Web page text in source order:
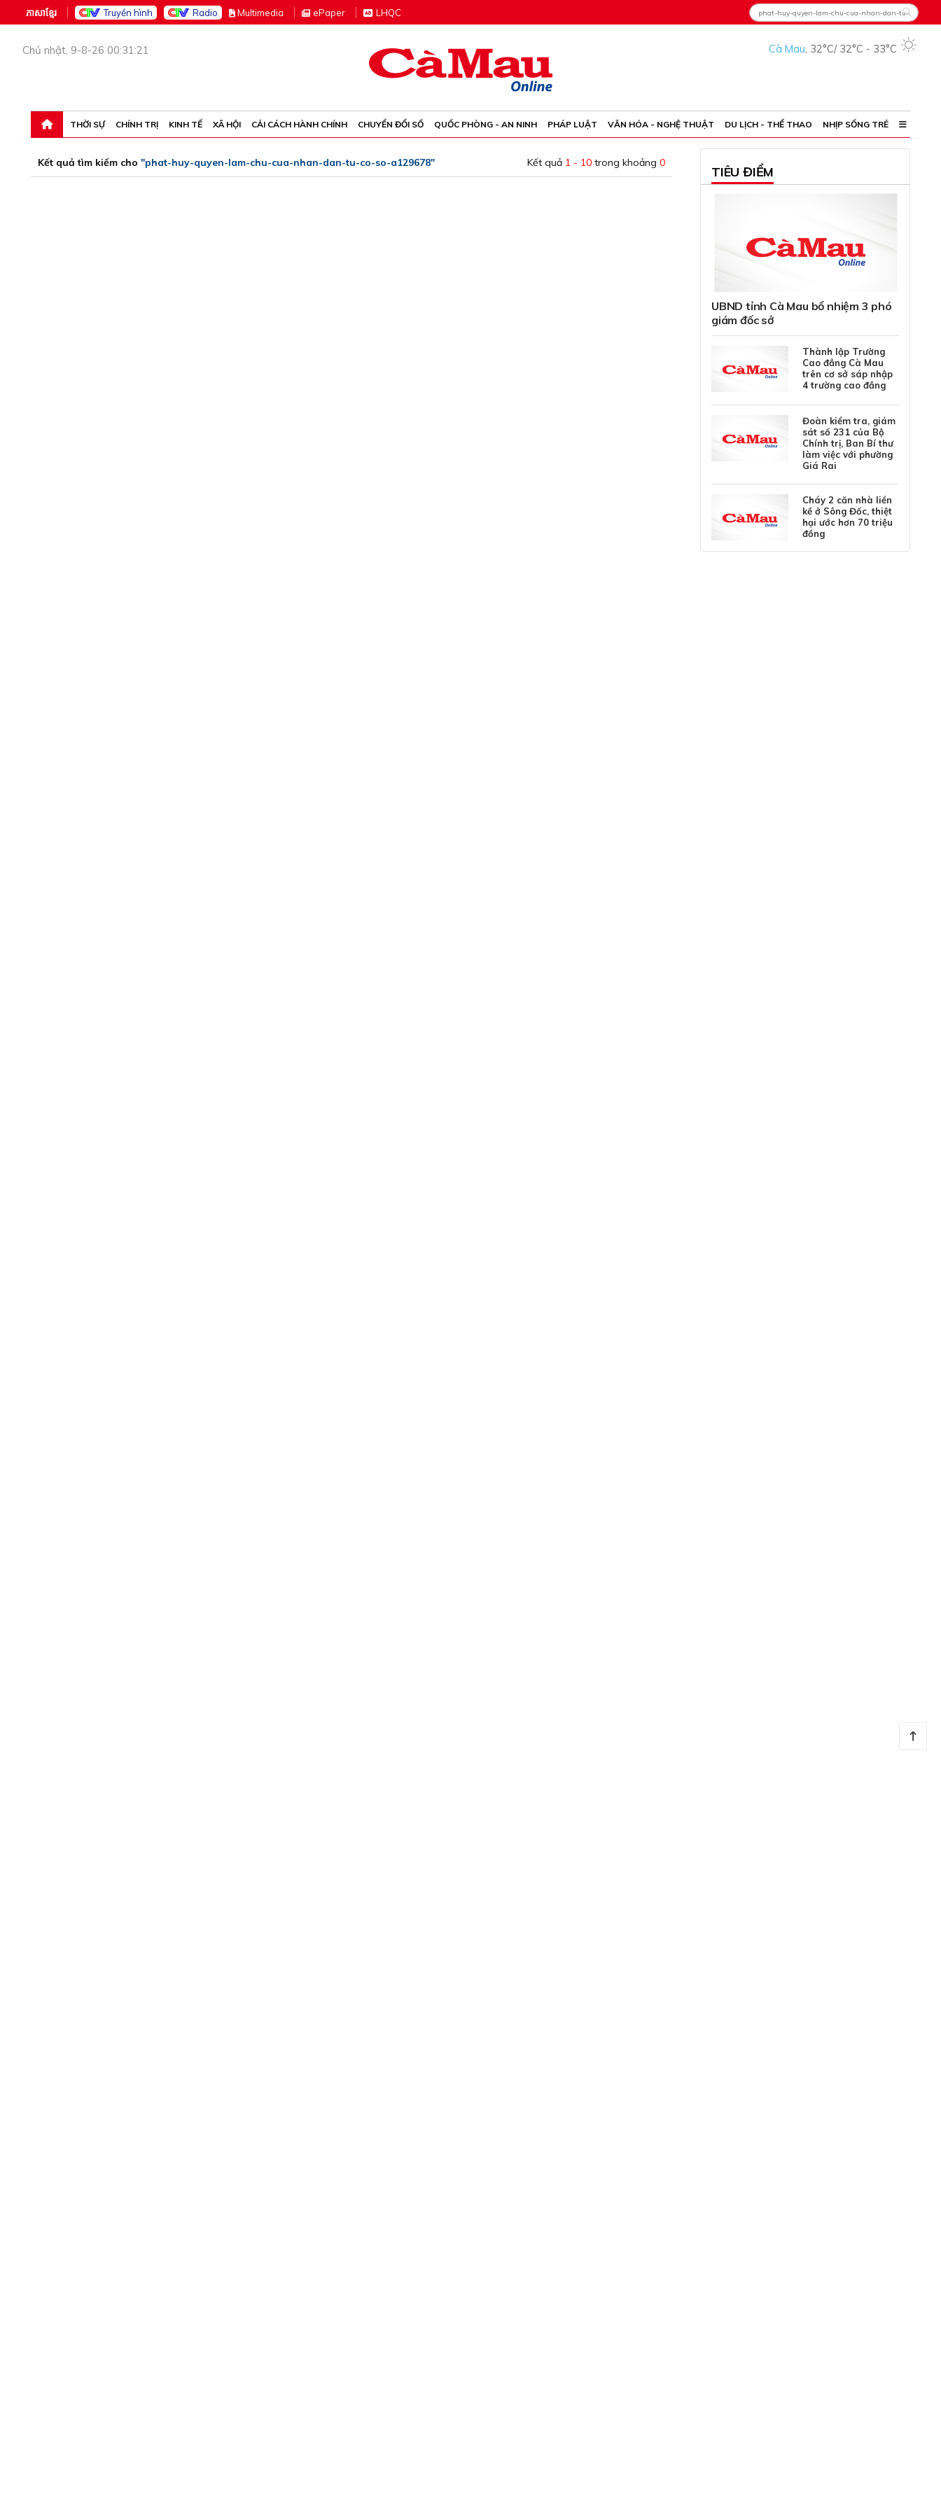
ភាសាខ្មែរ Truyền hình Radio Multimedia ePaper LHQC
Chủ nhật, 9-8-26 00:31:21 Cà Mau, 32°C/ 32°C - 33°C
THỜI SỰ CHÍNH TRỊ KINH TẾ XÃ HỘI CẢI CÁCH HÀNH CHÍNH CHUYỂN ĐỔI SỐ QUỐC PHÒNG - AN NINH PHÁP LUẬT VĂN HÓA - NGHỆ THUẬT DU LỊCH - THỂ THAO NHỊP SỐNG TRẺ
Kết quả tìm kiếm cho "phat-huy-quyen-lam-chu-cua-nhan-dan-tu-co-so-a129678" Kết quả 1 - 10 trong khoảng 0
TIÊU ĐIỂM
UBND tỉnh Cà Mau bổ nhiệm 3 phó
giám đốc sở
Thành lập Trường
Cao đẳng Cà Mau
trên cơ sở sáp nhập
4 trường cao đẳng
Đoàn kiểm tra, giám
sát số 231 của Bộ
Chính trị, Ban Bí thư
làm việc với phường
Giá Rai
Cháy 2 căn nhà liền
kề ở Sông Đốc, thiệt
hại ước hơn 70 triệu
đồng